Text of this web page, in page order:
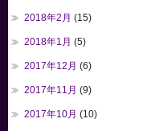
2018年2月 (15)
2018年1月 (5)
2017年12月 (6)
2017年11月 (9)
2017年10月 (10)